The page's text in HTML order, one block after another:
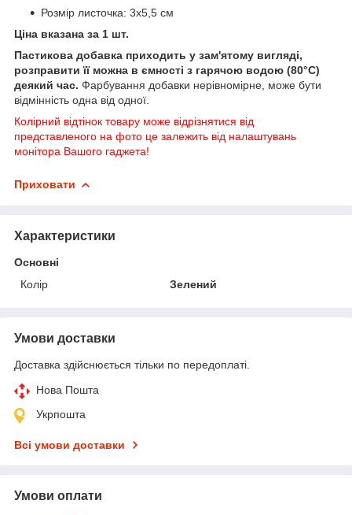
Розмір листочка: 3х5,5 см
Ціна вказана за 1 шт.
Пастикова добавка приходить у зам'ятому вигляді,
розправити її можна в ємності з гарячою водою (80°C)
деякий час. Фарбування добавки нерівномірне, може бути
відмінність одна від одної.
Колірний відтінок товару може відрізнятися від
представленого на фото це залежить від налаштувань
монітора Вашого гаджета!
Приховати
Характеристики
Основні
Колір
Зелений
Умови доставки
Доставка здійснюється тільки по передоплаті.
Нова Пошта
Укрпошта
Всі умови доставки
Умови оплати